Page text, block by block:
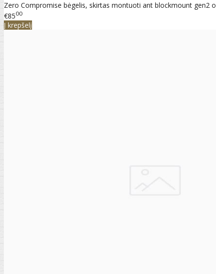
Zero Compromise bėgelis, skirtas montuoti ant blockmount gen2
€8500
Į krepšelį